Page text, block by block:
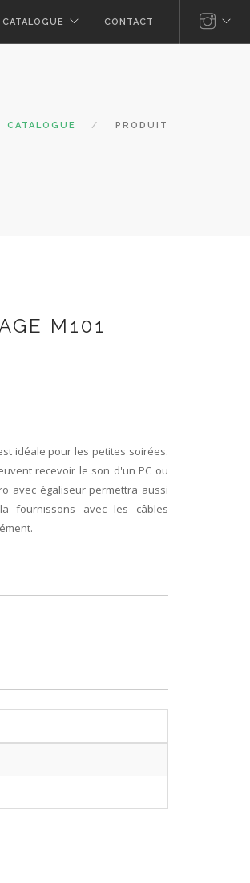
CATALOGUE CONTACT
CATALOGUE PRODUIT
M101
idéale pour les petites soirées.
recevoir le son d'un PC ou
avec égaliseur permettra aussi
fournissons avec les câbles